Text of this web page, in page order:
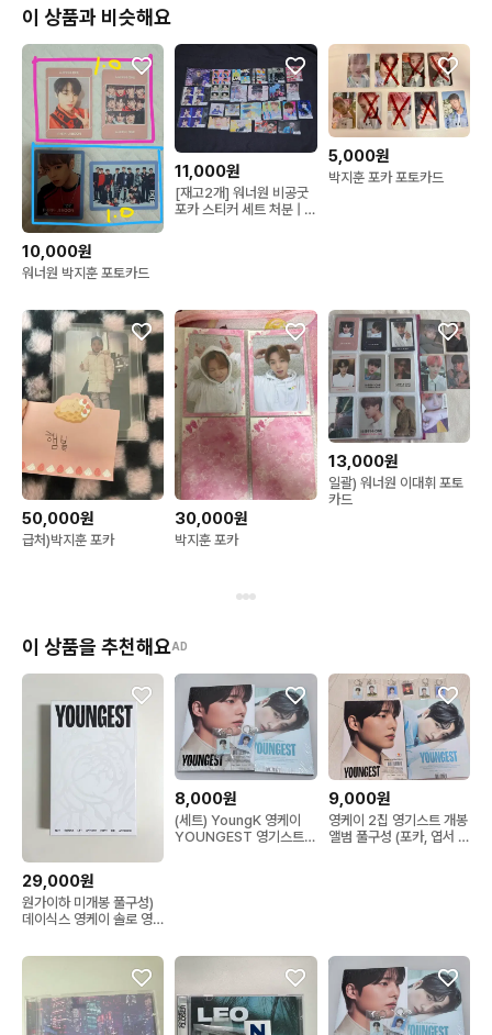
이 상품과 비슷해요
10,000원
워너원 박지훈 포토카드
11,000원
[재고2개] 워너원 비공굿
포카 스티커 세트 처분 | 박
5,000원
박지훈 포카 포토카드
50,000원
급처)박지훈 포카
30,000원
박지훈 포카
13,000원
일괄) 워너원 이대휘 포토
카드
이 상품을 추천해요AD
29,000원
원가이하 미개봉 풀구성)
데이식스 영케이 솔로 영
범 엠디반 youngk
8,000원
(세트) YoungK 영케이
YOUNGEST 영기스트
9,000원
영케이 2집 영기스트 개봉
앨범 풀구성 (포카, 엽서 선